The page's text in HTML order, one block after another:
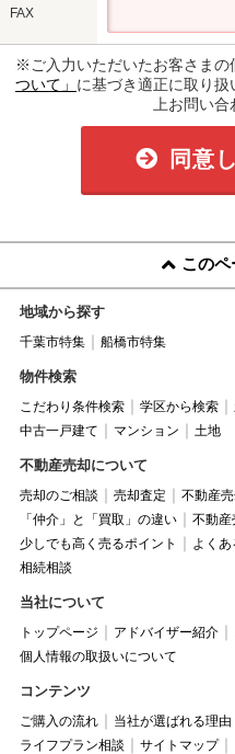
FAX
※ご入力いただいたお客さまの
ついて」 に基づき適正に取り
上お問い合
同意
この
地域から探す
千葉市特集 船橋市特集
物件検索
こだわり条件検索 学区から検索
中古一戸建て
マンション 土地
不動産売却について
売却のご相談 売却査定
不動産
「仲介」と「買取」の違い
不動産
少しでも高く売るポイント
よく
相続相談
当社について
トップページ アドバイザー紹介
個人情報の取扱いについて
コンテンツ
ご購入の流れ 当社が選ばれる理由
ライフプラン相談
サイトマップ